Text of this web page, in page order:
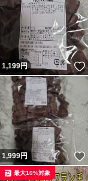
いいね！
1,199円
いいね！
1,999円
最大10%対象